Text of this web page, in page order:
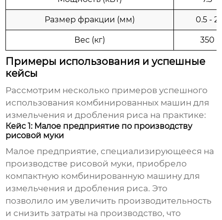
Размер фракции (мм) 0.5 - 2
Вес (кг) 350
Примеры использования и успешные
кейсы
Рассмотрим несколько примеров успешного
использования комбинированных машин для
измельчения и дробления риса на практике:
Кейс 1: Малое предприятие по производству
рисовой муки
Малое предприятие, специализирующееся на
производстве рисовой муки, приобрело
компактную комбинированную машину для
измельчения и дробления риса. Это
позволило им увеличить производительность
и снизить затраты на производство, что